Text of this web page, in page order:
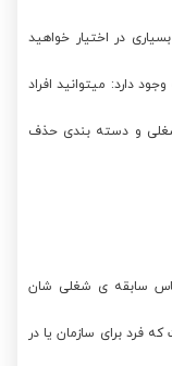
در اختیار خواهید
دارد: میتوانید افراد
شغلی و دسته بندی حذف
سابقه ی شغلی شان
برای سازمان یا در